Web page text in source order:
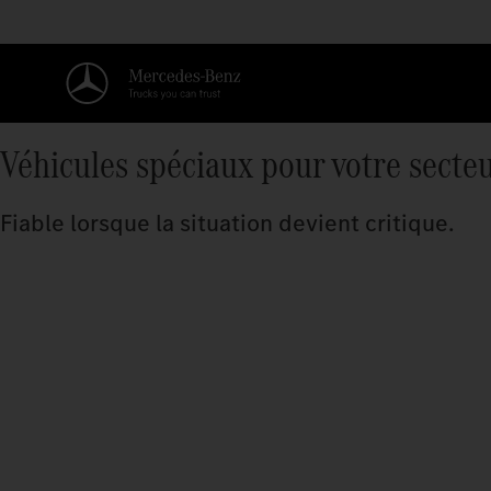
Véhicules spéciaux pour votre
Fiable lorsque la situation devient critique.